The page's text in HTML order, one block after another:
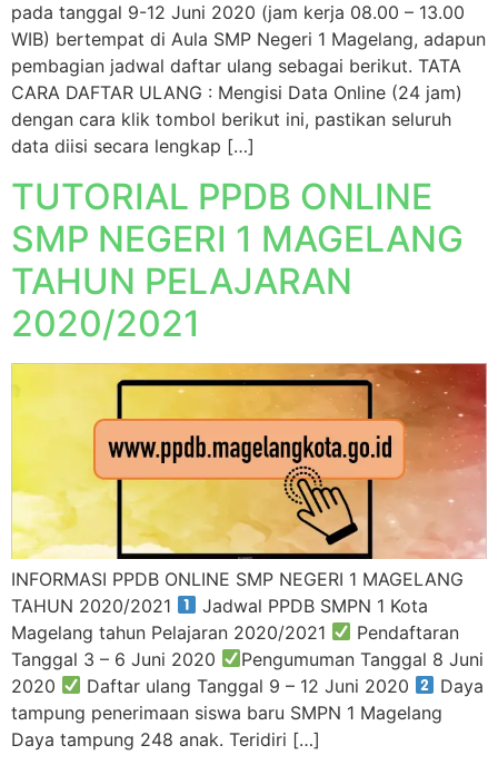
pada tanggal 9-12 Juni 2020 (jam kerja 08.00 – 13.00
WIB) bertempat di Aula SMP Negeri 1 Magelang, adapun
pembagian jadwal daftar ulang sebagai berikut. TATA
CARA DAFTAR ULANG : Mengisi Data Online (24 jam)
dengan cara klik tombol berikut ini, pastikan seluruh
data diisi secara lengkap […]
TUTORIAL PPDB ONLINE
SMP NEGERI 1 MAGELANG
TAHUN PELAJARAN
2020/2021
INFORMASI PPDB ONLINE SMP NEGERI 1 MAGELANG
TAHUN 2020/2021
Jadwal PPDB SMPN 1 Kota
Magelang tahun Pelajaran 2020/2021
Pendaftaran
Tanggal 3 – 6 Juni 2020
Pengumuman Tanggal 8 Juni
2020
Daftar ulang Tanggal 9 – 12 Juni 2020
Daya
tampung penerimaan siswa baru SMPN 1 Magelang
Daya tampung 248 anak. Teridiri […]